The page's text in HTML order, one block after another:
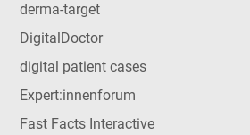
derma-target
DigitalDoctor
digital patient cases
Expert:innenforum
Fast Facts Interactive